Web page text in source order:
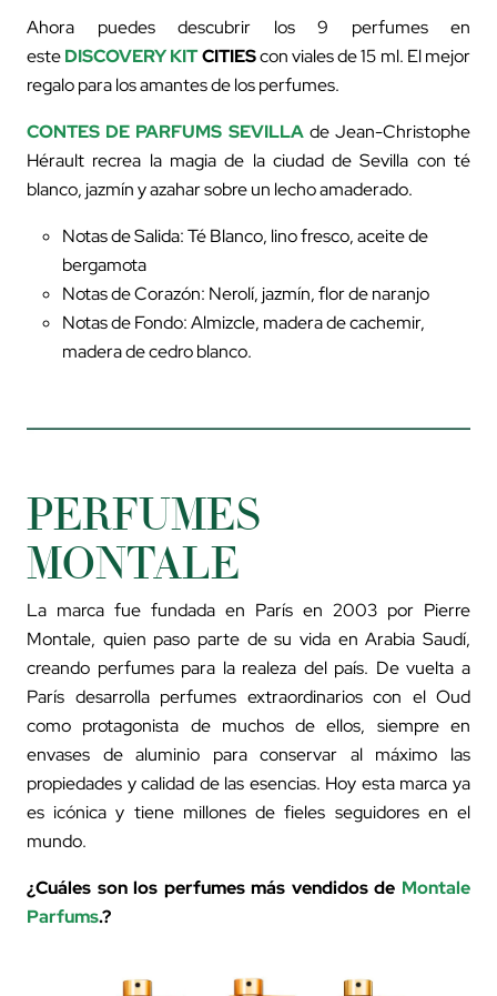
Ahora puedes descubrir los 9 perfumes en
esteDISCOVERY KITCITIEScon viales de 15 ml. El mejor
regalo para los amantes de los perfumes.
CONTES DE PARFUMS SEVILLAde Jean-Christophe
Hérault recrea la magia de la ciudad de Sevilla con té
blanco, jazmín y azahar sobre un lecho amaderado.
Notas de Salida: Té Blanco, lino fresco, aceite de
bergamota
Notas de Corazón: Nerolí, jazmín, flor de naranjo
Notas de Fondo: Almizcle, madera de cachemir,
madera de cedro blanco.
PERFUMES
MONTALE
La marca fue fundada en París en 2003 por Pierre
Montale, quien paso parte de su vida en Arabia Saudí,
creando perfumes para la realeza del país. De vuelta a
París desarrolla perfumes extraordinarios con el Oud
como protagonista de muchos de ellos, siempre en
envases de aluminio para conservar al máximo las
propiedades y calidad de las esencias. Hoy esta marca ya
es icónica y tiene millones de fieles seguidores en el
mundo.
¿Cuáles son los perfumes más vendidos de Montale
Parfums.?